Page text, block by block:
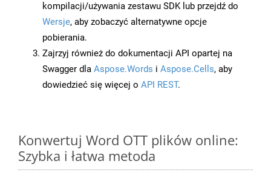
kompilacji/używania zestawu SDK lub przejdź do
Wersje, aby zobaczyć alternatywne opcje
pobierania.
Zajrzyj również do dokumentacji API opartej na
Swagger dla Aspose.Words i Aspose.Cells, aby
dowiedzieć się więcej o API REST.
Konwertuj Word OTT plików online:
Szybka i łatwa metoda